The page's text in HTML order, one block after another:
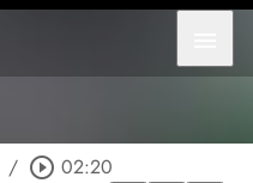
/ play_circle_outline 02:20